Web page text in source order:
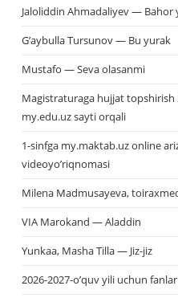
Jaloliddin Ahmadaliyev — Bahor
G’aybulla Tursunov — Bu yurak
Mustafo — Seva olasanmi
Magistraturaga hujjat topshirish
my.edu.uz sayti orqali
1-sinfga my.maktab.uz online
videoyo’riqnomasi
Milena Madmusayeva,
VIA Marokand — Aladdin
Yunkaa, Masha Tilla — Jiz-jiz
2026-2027-o’quv yili uchun